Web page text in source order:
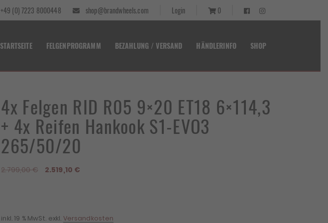
+49 (0) 7223 8000448 shop@brandwheels.com Login 0
STARTSEITE FELGENPROGRAMM BEZAHLUNG / VERSAND HÄNDLERINFO SHOP
4x Felgen RID R05 9×20 ET18 6×114,3
+ 4x Reifen Hankook S1-EVO3
265/50/20
2.799,00€
Ursprünglicher
2.519,10 €
inkl. 19 % MwSt. exkl. Versandkosten